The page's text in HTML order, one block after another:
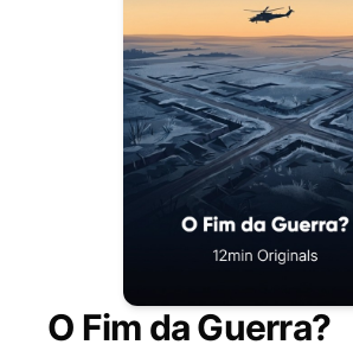
O Fim da Guerra?